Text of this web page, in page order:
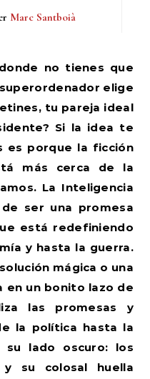
Marc Santboià
elige
tu pareja ideal
Si la idea te
es porque la ficción
más cerca de la
La Inteligencia
ser una promesa
está redefiniendo
y hasta la guerra.
mágica o una
en un bonito lazo de
las promesas y
la política hasta la
su lado oscuro: los
y su colosal huella